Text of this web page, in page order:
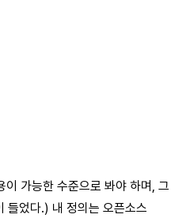
가능한 수준으로 봐야 하며, 그
들었다.) 내 정의는 오픈소스